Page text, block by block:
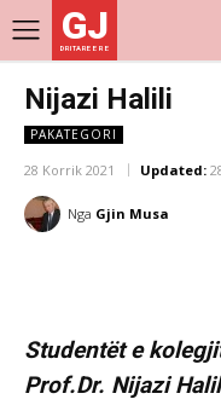
GJ
DRITARE E RE
Nijazi Halili
PAKATEGORI
28 Korrik 2021 Updated:
Nga Gjin Musa
Studentët e
Prof.Dr. Nijazi